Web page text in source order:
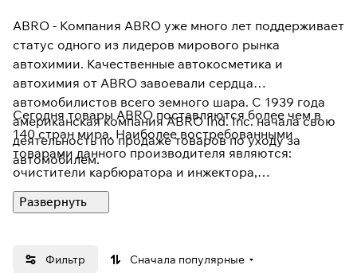
ABRO - Компания ABRO уже много лет поддерживает
статус одного из лидеров мирового рынка
автохимии. Качественные автокосметика и
автохимия от ABRO завоевали сердца
автомобилистов всего земного шара. С 1939 года
американская компания ABRO Ind. Inc. начала свою
деятельность по продаже товаров по уходу за
автомобилем.
Сегодня товары ABRO поставляются более чем в
140 стран мира. Наиболее востребованными
товарами данного производителя являются:
очистители карбюратора и инжектора,
разнообразные герметики, клеи и жидкий ключ
(АВ-80) аналог WD-40 большего объема при более
Фильтр Сначала популярные